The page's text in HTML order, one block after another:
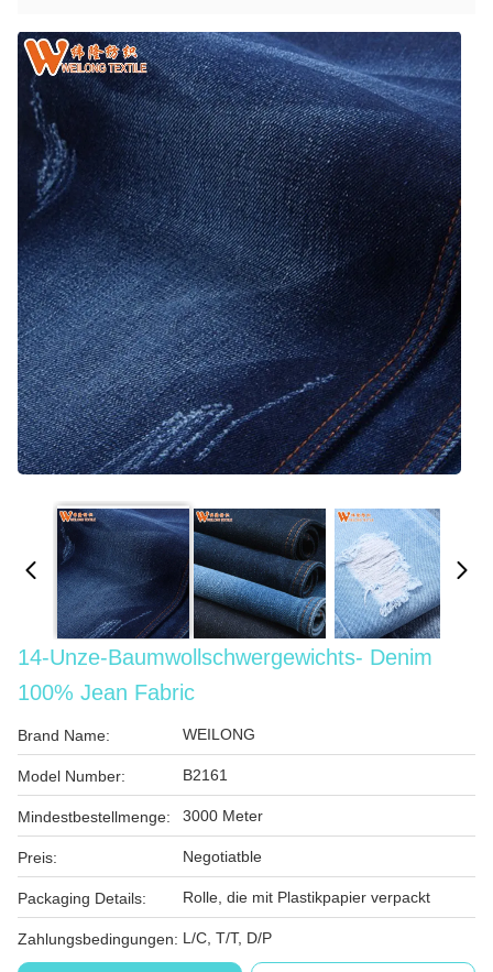
14-Unze-Baumwollschwergewichts- Denim
100% Jean Fabric
Brand Name: WEILONG
Model Number: B2161
Mindestbestellmenge: 3000 Meter
Preis: Negotiatble
Packaging Details: Rolle, die mit Plastikpapier verpackt
Zahlungsbedingungen: L/C, T/T, D/P